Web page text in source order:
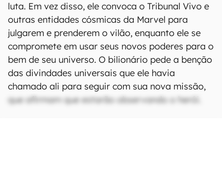
luta. Em vez disso, ele convoca o Tribunal Vivo e
outras entidades cósmicas da Marvel para
julgarem e prenderem o vilão, enquanto ele se
compromete em usar seus novos poderes para o
bem de seu universo. O bilionário pede a benção
das divindades universais que ele havia
chamado ali para seguir com sua nova missão,
que afirmam que estarão observando o herói.